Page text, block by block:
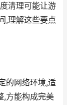
清理可能让游
,理解这些要点
的网络环境,适
,方能构成完美